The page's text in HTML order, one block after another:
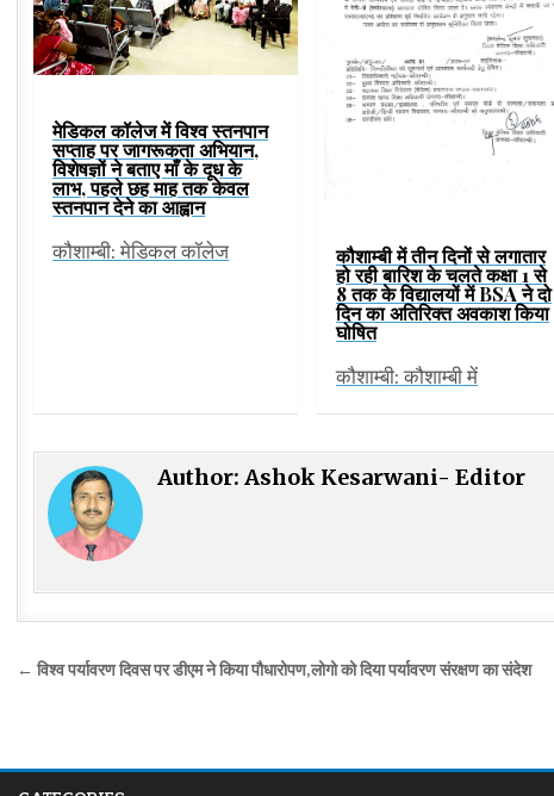
मेडिकल कॉलेज में विश्व स्तनपान
सप्ताह पर जागरूकता अभियान,
विशेषज्ञों ने बताए माँ के दूध के
लाभ, पहले छह माह तक केवल
स्तनपान देने का आह्वान
कौशाम्बी: मेडिकल कॉलेज कौशाम्बी में तीन दिनों से लगातार
हो रही बारिश के चलते कक्षा 1 से
8 तक के विद्यालयों में BSA ने दो
दिन का अतिरिक्त अवकाश किया
घोषित
कौशाम्बी: कौशाम्बी में
Author:Ashok Kesarwani- Editor
Post
← विश्व पर्यावरण दिवस पर डीएम ने किया पौधारोपण,लोगो को दिया पर्यावरण संरक्षण का संदेश